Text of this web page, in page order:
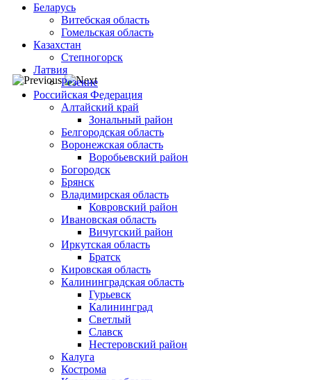
Беларусь
Витебская область
Гомельская область
Казахстан
Степногорск
Латвия
Резекне
Российская Федерация
Алтайский край
Зональный район
Белгородская область
Воронежская область
Воробьевский район
Богородск
Брянск
Владимирская область
Ковровский район
Ивановская область
Вичугский район
Иркутская область
Братск
Кировская область
Калининградская область
Гурьевск
Калининград
Светлый
Славск
Нестеровский район
Калуга
Кострома